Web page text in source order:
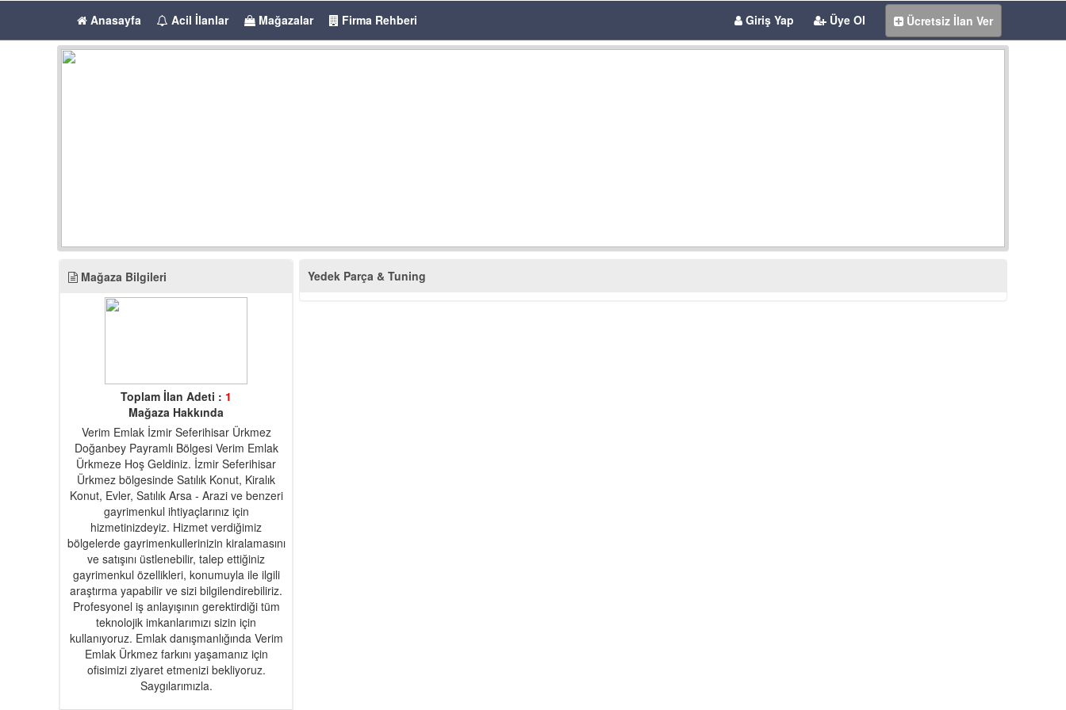
Anasayfa Acil İlanlar Mağazalar Firma Rehberi Giriş Yap Üye Ol Ücretsiz İlan Ver
Mağaza Bilgileri
Toplam İlan Adeti : 1
Mağaza Hakkında
Verim Emlak İzmir Seferihisar Ürkmez
Doğanbey Payramlı Bölgesi Verim Emlak
Ürkmeze Hoş Geldiniz. İzmir Seferihisar
Ürkmez bölgesinde Satılık Konut, Kiralık
Konut, Evler, Satılık Arsa - Arazi ve benzeri
gayrimenkul ihtiyaçlarınız için
hizmetinizdeyiz. Hizmet verdiğimiz
bölgelerde gayrimenkullerinizin kiralamasını
ve satışını üstlenebilir, talep ettiğiniz
gayrimenkul özellikleri, konumuyla ile ilgili
araştırma yapabilir ve sizi bilgilendirebiliriz.
Profesyonel iş anlayışının gerektirdiği tüm
teknolojik imkanlarımızı sizin için
kullanıyoruz. Emlak danışmanlığında Verim
Emlak Ürkmez farkını yaşamanız için
ofisimizi ziyaret etmenizi bekliyoruz.
Saygılarımızla.
Yedek Parça & Tuning